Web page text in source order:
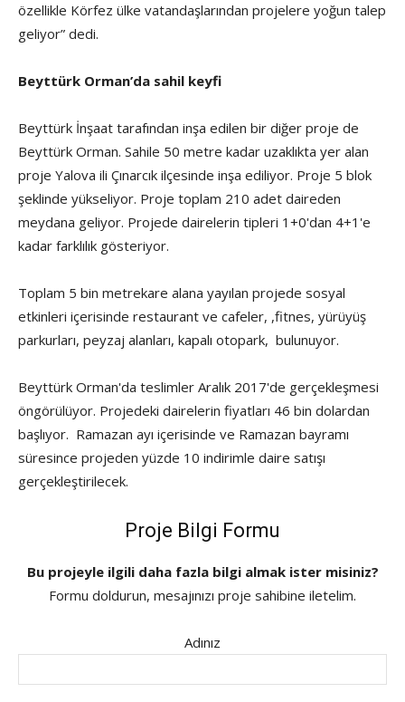
özellikle Körfez ülke vatandaşlarından projelere yoğun talep
geliyor” dedi.
Beyttürk Orman’da sahil keyfi
Beyttürk İnşaat tarafından inşa edilen bir diğer proje de
Beyttürk Orman. Sahile 50 metre kadar uzaklıkta yer alan
proje Yalova ili Çınarcık ilçesinde inşa ediliyor. Proje 5 blok
şeklinde yükseliyor. Proje toplam 210 adet daireden
meydana geliyor. Projede dairelerin tipleri 1+0'dan 4+1'e
kadar farklılık gösteriyor.
Toplam 5 bin metrekare alana yayılan projede sosyal
etkinleri içerisinde restaurant ve cafeler, ,fitnes, yürüyüş
parkurları, peyzaj alanları, kapalı otopark, bulunuyor.
Beyttürk Orman'da teslimler Aralık 2017'de gerçekleşmesi
öngörülüyor. Projedeki dairelerin fiyatları 46 bin dolardan
başlıyor. Ramazan ayı içerisinde ve Ramazan bayramı
süresince projeden yüzde 10 indirimle daire satışı
gerçekleştirilecek.
Proje Bilgi Formu
Bu projeyle ilgili daha fazla bilgi almak ister misiniz?
Formu doldurun, mesajınızı proje sahibine iletelim.
Adınız